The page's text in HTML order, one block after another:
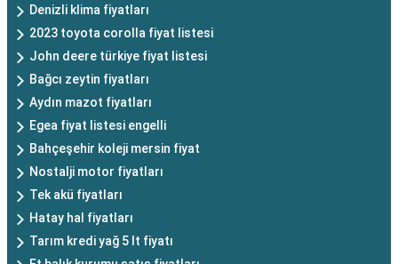
Denizli klima fiyatları
2023 toyota corolla fiyat listesi
John deere türkiye fiyat listesi
Bağcı zeytin fiyatları
Aydın mazot fiyatları
Egea fiyat listesi engelli
Bahçeşehir koleji mersin fiyat
Nostalji motor fiyatları
Tek akü fiyatları
Hatay hal fiyatları
Tarım kredi yağ 5 lt fiyatı